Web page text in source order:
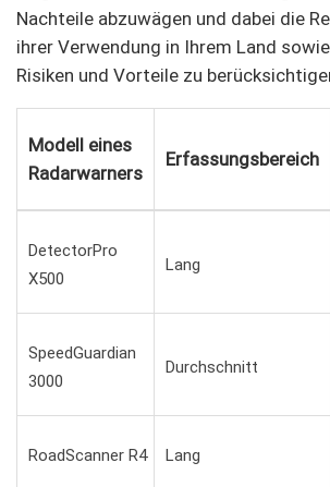
Nachteile abzuwägen und dabei die
ihrer Verwendung in Ihrem Land
Risiken und Vorteile zu
Modell eines
Radarwarners
Erfassungsbereich
DetectorPro
X500
Lang
SpeedGuardian
3000
Durchschnitt
RoadScanner R4 Lang